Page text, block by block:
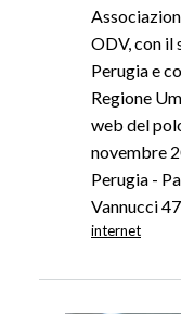
ODV, con il
Perugia e
Regione
web del
novembre
Perugia -
Vannucci
internet